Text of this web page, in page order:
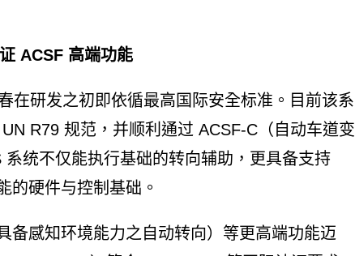
ACSF 高端功能
在研发之初即依循最高国际安全标准。目前该系
R79 规范，并顺利通过 ACSF-C（自动车道变
统不仅能执行基础的转向辅助，更具备支持
的硬件与控制基础。
备感知环境能力之自动转向）等更高端功能迈